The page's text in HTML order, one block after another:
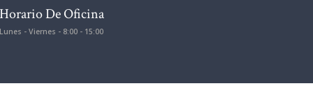
Horario De Oficina
Lunes - Viernes - 8:00 - 15:00